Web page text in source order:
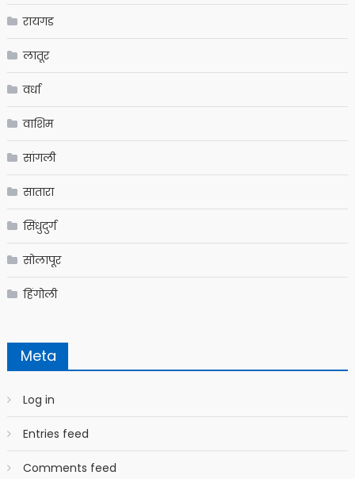
रायगड
लातूर
वर्धा
वाशिम
सांगली
सातारा
सिंधुदुर्ग
सोलापूर
हिंगोली
Meta
Log in
Entries feed
Comments feed